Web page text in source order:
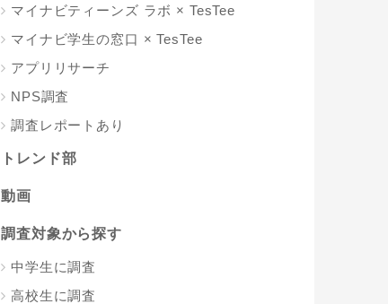
マイナビティーンズ ラボ × TesTee
マイナビ学生の窓口 × TesTee
アプリリサーチ
NPS調査
調査レポートあり
トレンド部
動画
調査対象から探す
中学生に調査
高校生に調査